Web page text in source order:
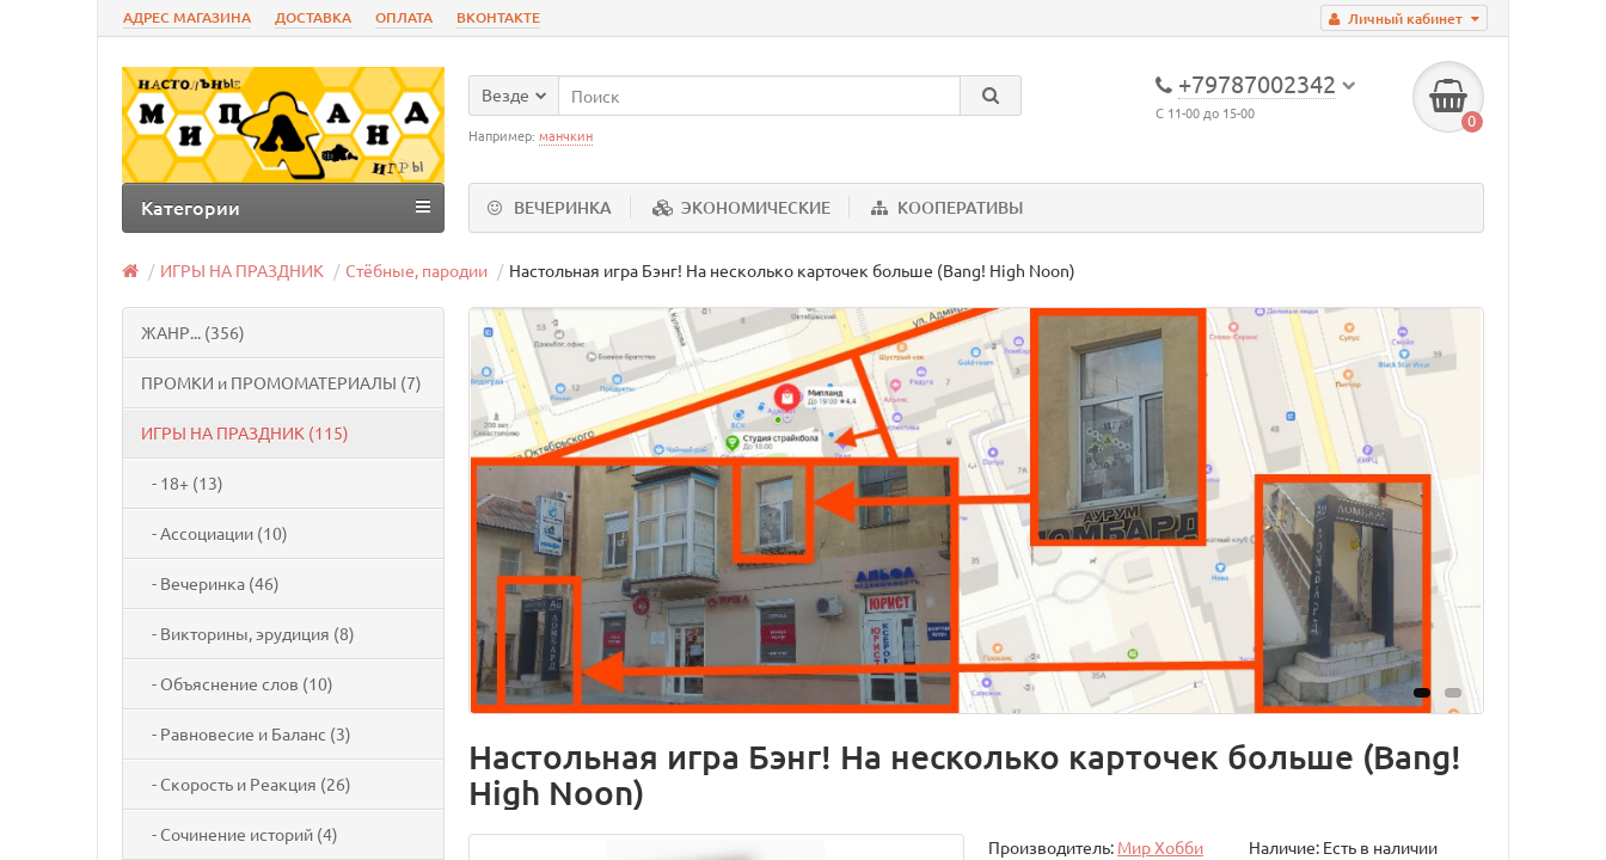
Личный кабинет
АДРЕС МАГАЗИНА ДОСТАВКА ОПЛАТА ВКОНТАКТЕ
+79787002342
С 11-00 до 15-00 0
Везде
Например: манчкин
ВЕЧЕРИНКА ЭКОНОМИЧЕСКИЕ КООПЕРАТИВЫ
Категории
ИГРЫ НА ПРАЗДНИК Стёбные, пародии Настольная игра Бэнг! На несколько карточек больше (Bang! High Noon)
ЖАНР... (356)
ПРОМКИ и ПРОМОМАТЕРИАЛЫ (7)
ИГРЫ НА ПРАЗДНИК (115)
- 18+ (13)
- Ассоциации (10)
- Вечеринка (46)
- Викторины, эрудиция (8)
- Объяснение слов (10)
- Равновесие и Баланс (3)
- Скорость и Реакция (26)
- Сочинение историй (4)
Настольная игра Бэнг! На несколько карточек больше (Bang!
High Noon)
Производитель: Мир Хобби
Наличие: Есть в наличии